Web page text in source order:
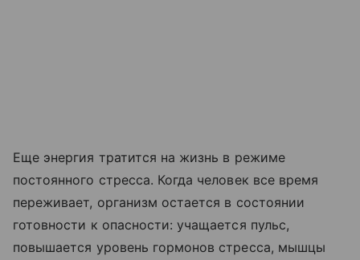
Еще энергия тратится на жизнь в режиме
постоянного стресса. Когда человек все время
переживает, организм остается в состоянии
готовности к опасности: учащается пульс,
повышается уровень гормонов стресса, мышцы